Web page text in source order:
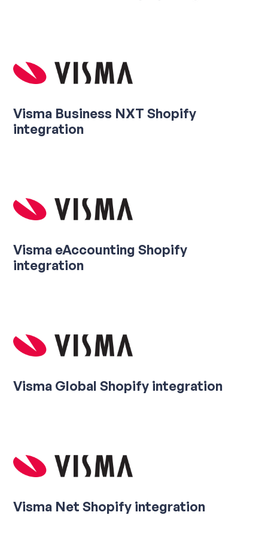
Visma Business NXT Shopify
integration
Visma eAccounting Shopify
integration
Visma Global Shopify integration
Visma Net Shopify integration